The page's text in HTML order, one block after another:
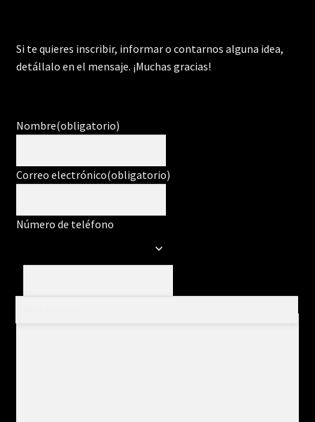
Si te quieres inscribir, informar o contarnos alguna idea,
detállalo en el mensaje. ¡Muchas gracias!
Nombre(obligatorio)
Correo electrónico(obligatorio)
Número de teléfono